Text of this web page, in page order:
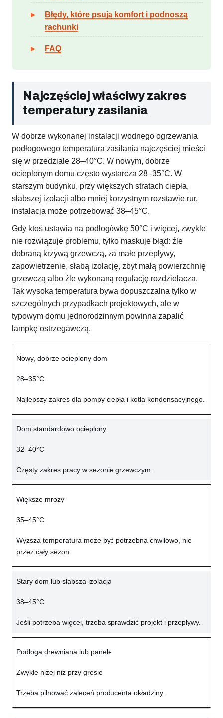
Błędy, które psują komfort i podnoszą
rachunki
FAQ
Najczęściej właściwy zakres
temperatury zasilania
W dobrze wykonanej instalacji wodnego ogrzewania
podłogowego temperatura zasilania najczęściej mieści
się w przedziale 28–40°C. W nowym, dobrze
ocieplonym domu często wystarcza 28–35°C. W
starszym budynku, przy większych stratach ciepła,
słabszej izolacji albo mniej korzystnym rozstawie rur,
instalacja może potrzebować 38–45°C.
Gdy ktoś ustawia na podłogówkę 50°C i więcej, zwykle
nie rozwiązuje problemu, tylko maskuje błąd: źle
dobraną krzywą grzewczą, za małe przepływy,
zapowietrzenie, słabą izolację, zbyt małą powierzchnię
grzewczą albo źle wykonaną regulację rozdzielacza.
Tak wysoka temperatura bywa dopuszczalna tylko w
szczególnych przypadkach projektowych, ale w
typowym domu jednorodzinnym powinna zapalić
lampkę ostrzegawczą.
Nowy, dobrze ocieplony dom
28–35°C
Najlepszy zakres dla pompy ciepła i kotła kondensacyjnego.
Dom standardowo ocieplony
32–40°C
Częsty zakres pracy w sezonie grzewczym.
Większe mrozy
35–45°C
Wyższa temperatura może być potrzebna chwilowo, nie
przez cały sezon.
Stary dom lub słabsza izolacja
38–45°C
Jeśli potrzeba więcej, trzeba sprawdzić projekt i przepływy.
Podłoga drewniana lub panele
Zwykle niżej niż przy gresie
Trzeba pilnować zaleceń producenta okładziny.